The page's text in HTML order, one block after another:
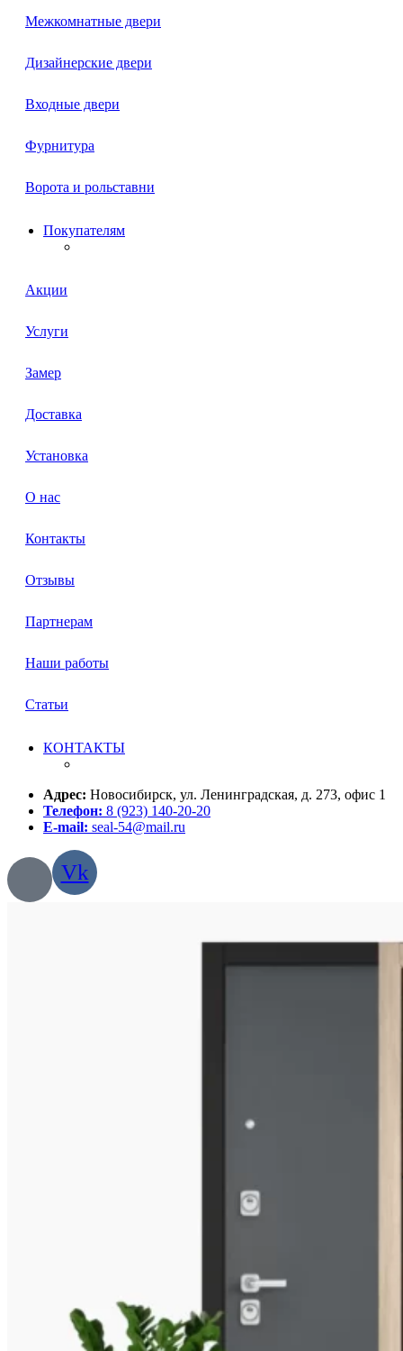
Межкомнатные двери
Дизайнерские двери
Входные двери
Фурнитура
Ворота и рольставни
Покупателям
Акции
Услуги
Замер
Доставка
Установка
О нас
Контакты
Отзывы
Партнерам
Наши работы
Статьи
КОНТАКТЫ
Адрес: Новосибирск, ул. Ленинградская, д. 273, офис 1
Телефон: 8 (923) 140-20-20
E-mail: seal-54@mail.ru
Vk